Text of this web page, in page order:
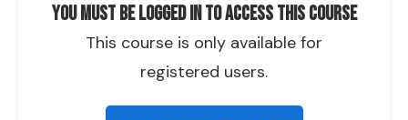
You must be logged in to access this course
This course is only available for
registered users.